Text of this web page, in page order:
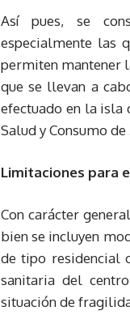
Así pues, se
especialmente las
permiten mantener
que se llevan a
efectuado en la isla
Salud y Consumo
Limitaciones para
Con carácter
bien se incluyen
de tipo residencial
sanitaria del
situación de